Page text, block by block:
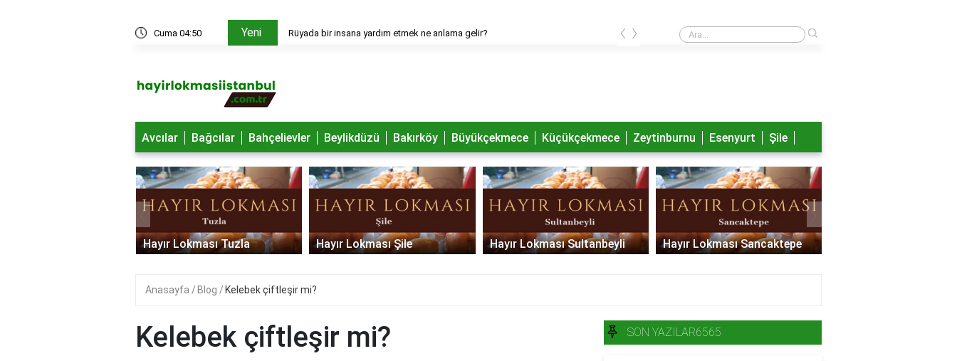
Cuma 04:50 Yeni Rüyada bir insana yardım etmek ne anlama gelir? Nayib Bukele aslen nereli?
‹ ›
Avcılar Bağcılar Bahçelievler Beylikdüzü Bakırköy Büyükçekmece Küçükçekmece Zeytinburnu Esenyurt Şile
Hayır Lokması Tuzla Hayır Lokması Şile Hayır Lokması Sultanbeyli Hayır Lokması Sancaktepe
‹ ›
Anasayfa Blog Kelebek çiftleşir mi?
Kelebek çiftleşir mi? SON YAZILAR6565